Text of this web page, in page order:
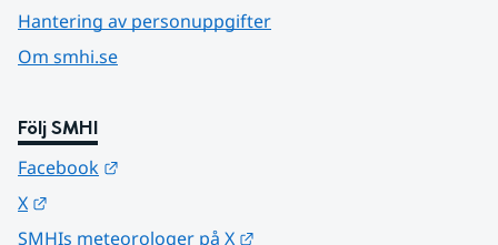
Hantering av personuppgifter
Om smhi.se
Följ SMHI
Facebook
X
SMHIs meteorologer på X